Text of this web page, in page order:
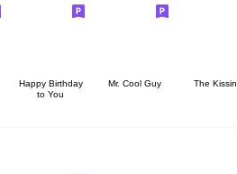
Happy Birthday
to You
Mr. Cool Guy The